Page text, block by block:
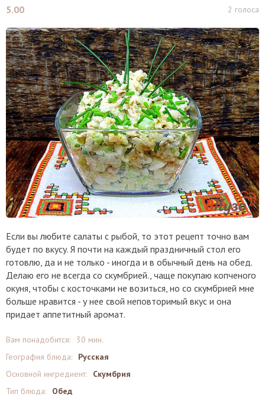
5.00 2 голоса
Если вы любите салаты с рыбой, то этот рецепт точно вам
будет по вкусу. Я почти на каждый праздничный стол его
готовлю, да и не только - иногда и в обычный день на обед.
Делаю его не всегда со скумбрией., чаще покупаю копченого
окуня, чтобы с косточками не возиться, но со скумбрией мне
больше нравится - у нее свой неповторимый вкус и она
придает аппетитный аромат.
Вам понадобится:
30 мин.
География блюда:
Русская
Основной ингредиент:
Скумбрия
Тип блюда:
Обед